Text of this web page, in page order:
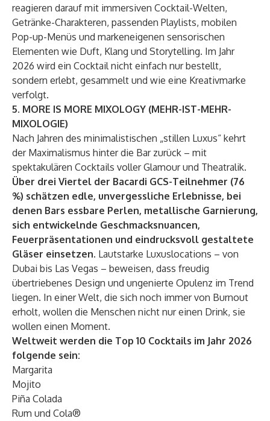
reagieren darauf mit immersiven Cocktail-Welten,
Getränke-Charakteren, passenden Playlists, mobilen
Pop-up-Menüs und markeneigenen sensorischen
Elementen wie Duft, Klang und Storytelling. Im Jahr
2026 wird ein Cocktail nicht einfach nur bestellt,
sondern erlebt, gesammelt und wie eine Kreativmarke
verfolgt.
5. MORE IS MORE MIXOLOGY (MEHR-IST-MEHR-
MIXOLOGIE)
Nach Jahren des minimalistischen „stillen Luxus“ kehrt
der Maximalismus hinter die Bar zurück – mit
spektakulären Cocktails voller Glamour und Theatralik.
Über drei Viertel der Bacardi GCS-Teilnehmer (76
%) schätzen edle, unvergessliche Erlebnisse, bei
denen Bars essbare Perlen, metallische Garnierung,
sich entwickelnde Geschmacksnuancen,
Feuerpräsentationen und eindrucksvoll gestaltete
Gläser einsetzen. Lautstarke Luxuslocations – von
Dubai bis Las Vegas – beweisen, dass freudig
übertriebenes Design und ungenierte Opulenz im Trend
liegen. In einer Welt, die sich noch immer von Burnout
erholt, wollen die Menschen nicht nur einen Drink, sie
wollen einen Moment.
Weltweit werden die Top 10 Cocktails im Jahr 2026
folgende sein:
Margarita
Mojito
Piña Colada
Rum und Cola®